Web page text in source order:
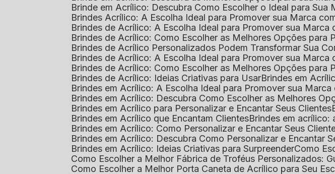
Brinde em Acrílico: Descubra Como Escolher o Ideal para Sua
Brindes Acrílico: A Escolha Ideal para Promover sua Marca
Brindes de Acrílico: A Escolha Ideal para Promover sua Marca
Brindes de Acrílico: Como Escolher as Melhores Opções para
Brindes de Acrílico Personalizados Podem Transformar Sua
Brindes de Acrílico: A Escolha Ideal para Promover sua Marca
Brindes de Acrílico: Como Escolher as Melhores Opções para
Brindes de Acrílico: Ideias Criativas para Usar
Brindes em
Brindes em Acrílico: A Escolha Ideal para Promover sua Marca
Brindes em Acrílico: Descubra Como Escolher as Melhores
Brindes em Acrílico para Personalizar e Encantar Seus Clientes
Brindes em Acrílico que Encantam Clientes
Brindes em
Brindes em Acrílico: Como Personalizar e Encantar Seus
Brindes em Acrílico: Descubra Como Personalizar e Encantar
Brindes em Acrílico: Ideias Criativas para Surpreender
Como
Como Escolher a Melhor Fábrica de Troféus Personalizados:
Como Escolher a Melhor Porta Caneta de Acrílico para Seu